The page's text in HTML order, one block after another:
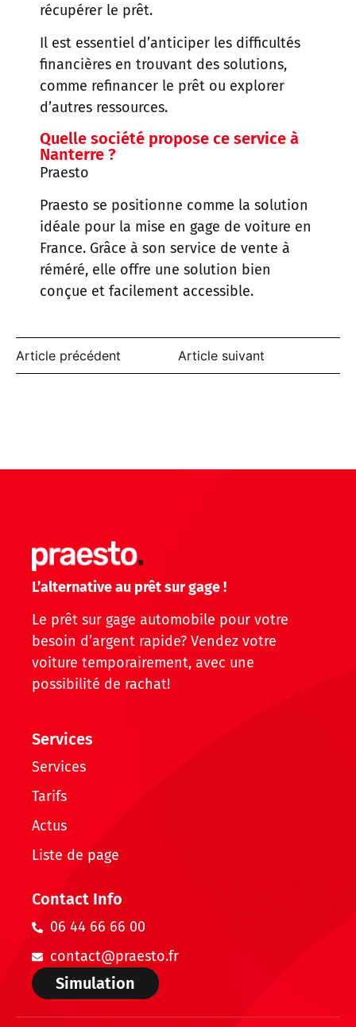
récupérer le prêt.
Il est essentiel d’anticiper les difficultés
financières en trouvant des solutions,
comme refinancer le prêt ou explorer
d’autres ressources.
Quelle société propose ce service à
Nanterre ?
Praesto
Praesto se positionne comme la solution
idéale pour la mise en gage de voiture en
France. Grâce à son service de vente à
réméré, elle offre une solution bien
conçue et facilement accessible.
Article précédent Article suivant
L’alternative au prêt sur gage !
Le prêt sur gage automobile pour votre
besoin d’argent rapide? Vendez votre
voiture temporairement, avec une
possibilité de rachat!
Services
Services
Tarifs
Actus
Liste de page
Contact Info
06 44 66 66 00
contact@praesto.fr
Simulation